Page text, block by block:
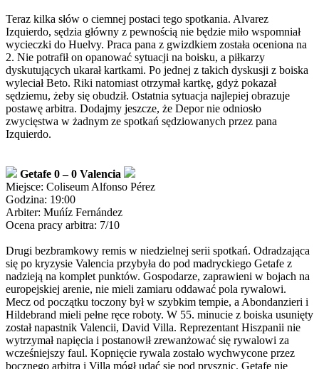
Teraz kilka słów o ciemnej postaci tego spotkania. Alvarez
Izquierdo, sędzia główny z pewnością nie będzie miło wspomniał
wycieczki do Huelvy. Praca pana z gwizdkiem została oceniona na
2. Nie potrafił on opanować sytuacji na boisku, a piłkarzy
dyskutujących ukarał kartkami. Po jednej z takich dyskusji z boiska
wyleciał Beto. Riki natomiast otrzymał kartkę, gdyż pokazał
sędziemu, żeby się obudził. Ostatnia sytuacja najlepiej obrazuje
postawę arbitra. Dodajmy jeszcze, że Depor nie odniosło
zwycięstwa w żadnym ze spotkań sędziowanych przez pana
Izquierdo.
Getafe 0 – 0 Valencia
Miejsce: Coliseum Alfonso Pérez
Godzina: 19:00
Arbiter: Muńíz Fernández
Ocena pracy arbitra: 7/10
Drugi bezbramkowy remis w niedzielnej serii spotkań. Odradzająca
się po kryzysie Valencia przybyła do pod madryckiego Getafe z
nadzieją na komplet punktów. Gospodarze, zaprawieni w bojach na
europejskiej arenie, nie mieli zamiaru oddawać pola rywalowi.
Mecz od początku toczony był w szybkim tempie, a Abondanzieri i
Hildebrand mieli pełne ręce roboty. W 55. minucie z boiska usunięty
został napastnik Valencii, David Villa. Reprezentant Hiszpanii nie
wytrzymał napięcia i postanowił zrewanżować się rywalowi za
wcześniejszy faul. Kopnięcie rywala zostało wychwycone przez
bocznego arbitra i Villa mógł udać się pod prysznic. Getafe nie